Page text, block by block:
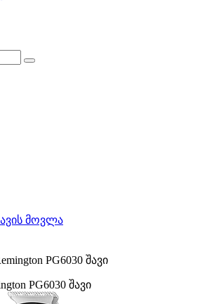
მოვლა
PG6030 შავი